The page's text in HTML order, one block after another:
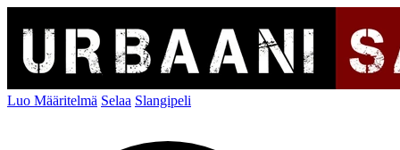
Luo Määritelmä Selaa Slangipeli